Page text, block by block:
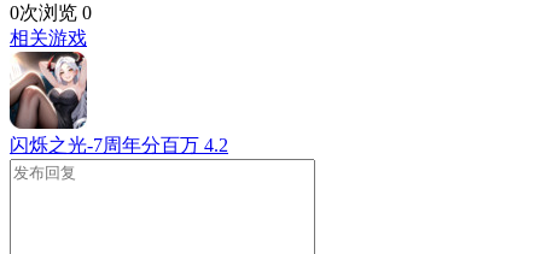
0次浏览 0
相关游戏
闪烁之光-7周年分百万 4.2